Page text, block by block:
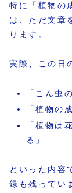
特に「植物の
は、ただ文章
ります。
実際、この日
「こん虫
「植物の
「植物は
る」
といった内容
録も残ってい